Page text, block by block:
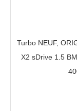
Turbo NEUF,
X2 sDrive 1.5